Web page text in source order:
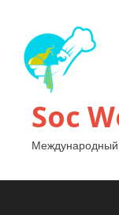
Soc
Международный